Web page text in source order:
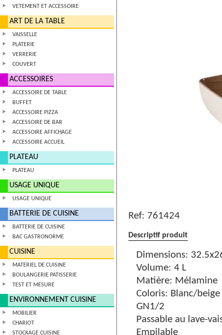
VETEMENT ET ACCESSOIRE
ART DE LA TABLE
VAISSELLE
PLATERIE
VERRERIE
COUVERT
ACCESSOIRES
ACCESSOIRE DE TABLE
BUFFET
ACCESSOIRE PIZZA
ACCESSOIRE DE BAR
ACCESSOIRE AFFICHAGE
ACCESSOIRE ACCUEIL
PLATEAU
PLATEAU
USAGE UNIQUE
USAGE UNIQUE
BATTERIE DE CUISINE
BATTERIE DE CUISINE
BAC GASTRONORME
CUISINE
MATERIEL DE CUISINE
BOULANGERIE PATISSERIE
TEST ET MESURE
ENVIRONNEMENT CUISINE
MOBILIER
CHARIOT
STOCKAGE CUISINE
Ref: 761424
Descriptif produit
Dimensions:
Volume: 4 L
Matière: Mélamine
Coloris: Blanc/beige
GN1/2
Passable au lave-
Empilable